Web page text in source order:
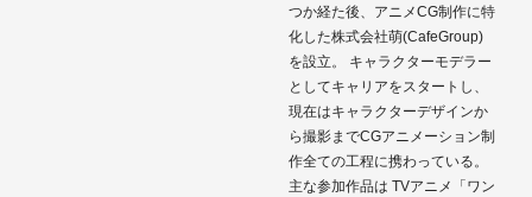
つか経た後、アニメCG制作に特
化した株式会社萌(CafeGroup)
を設立。 キャラクターモデラー
としてキャリアをスタートし、
現在はキャラクターデザインか
ら撮影までCGアニメーション制
作全ての工程に携わっている。
主な参加作品は TVアニメ「ワン